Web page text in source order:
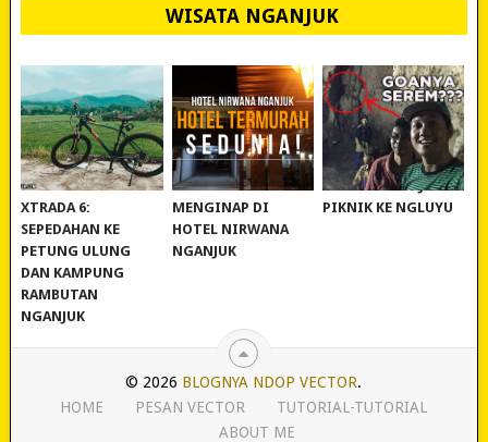
WISATA NGANJUK
REVIEW POLYGON
XTRADA 6:
SEPEDAHAN KE
PETUNG ULUNG
DAN KAMPUNG
RAMBUTAN
NGANJUK
MURAH BANGET!
MENGINAP DI
HOTEL NIRWANA
NGANJUK
WISATA NGANJUK:
PIKNIK KE NGLUYU
© 2026 BLOGNYA NDOP VECTOR.
HOME
PESAN VECTOR
TUTORIAL-TUTORIAL
ABOUT ME